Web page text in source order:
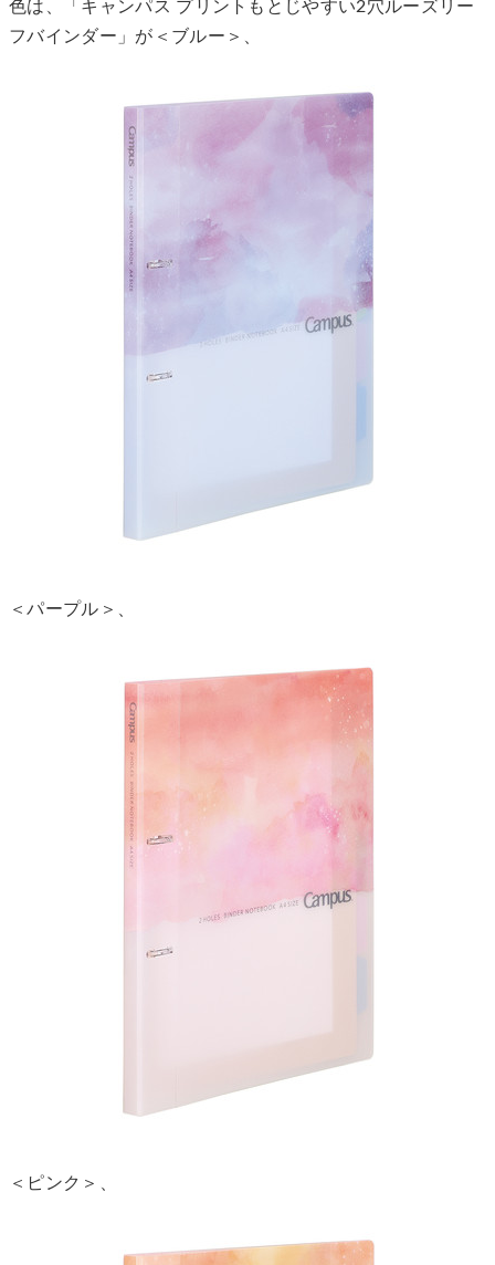
色は、「キャンパス プリントもとじやすい2穴ルーズリー
フバインダー」が＜ブルー＞、
＜パープル＞、
＜ピンク＞、